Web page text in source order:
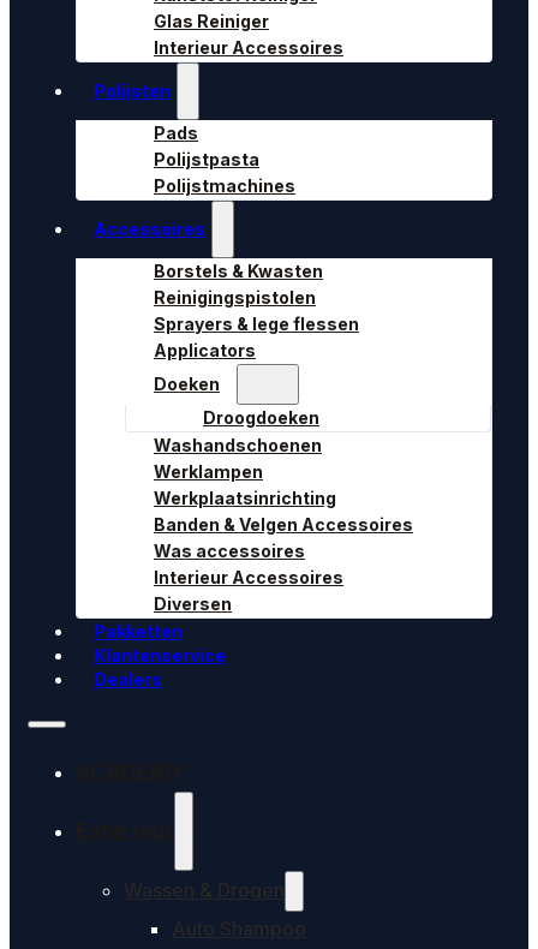
Glas Reiniger
Interieur Accessoires
Polijsten
Pads
Polijstpasta
Polijstmachines
Accessoires
Borstels & Kwasten
Reinigingspistolen
Sprayers & lege flessen
Applicators
Doeken
Droogdoeken
Washandschoenen
Werklampen
Werkplaatsinrichting
Banden & Velgen Accessoires
Was accessoires
Interieur Accessoires
Diversen
Pakketten
Klantenservice
Dealers
Wassen & Drogen
Auto Shampoo